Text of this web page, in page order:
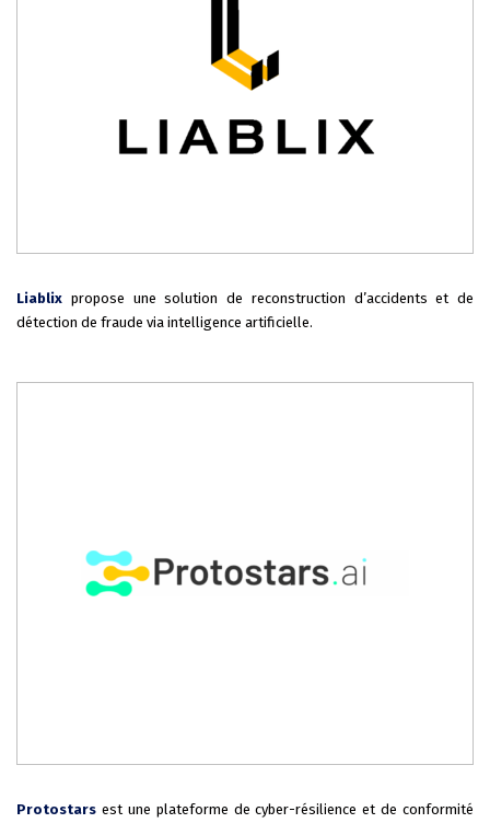
Liablix propose une solution de reconstruction d’accidents et de
détection de fraude via intelligence artificielle.
Protostars est une plateforme de cyber-résilience et de conformité